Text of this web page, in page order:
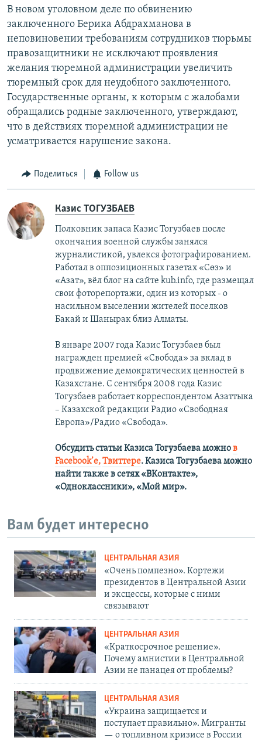
В новом уголовном деле по обвинению
заключенного Берика Абдрахманова в
неповиновении требованиям сотрудников тюрьмы
правозащитники не исключают проявления
желания тюремной администрации увеличить
тюремный срок для неудобного заключенного.
Государственные органы, к которым с жалобами
обращались родные заключенного, утверждают,
что в действиях тюремной администрации не
усматривается нарушение закона.
Поделиться Follow us
Казис ТОГУЗБАЕВ
Полковник запаса Казис Тогузбаев после
окончания военной службы занялся
журналистикой, увлекся фотографированием.
Работал в оппозиционных газетах «Сөз» и
«Азат», вёл блог на сайте kub.info, где размещал
свои фоторепортажи, один из которых - о
насильном выселении жителей поселков
Бакай и Шанырак близ Алматы.
В январе 2007 года Казис Тогузбаев был
награжден премией «Свобода» за вклад в
продвижение демократических ценностей в
Казахстане. С сентября 2008 года Казис
Тогузбаев работает корреспондентом Азаттыка
– Казахской редакции Радио «Свободная
Европа»/Радио «Свобода».
Обсудить статьи Казиса Тогузбаева можнов
Facebook’е,Твиттере.Казиса Тогузбаева можно
найти также в сетях«ВКонтакте»,
«Одноклассники», «Мой мир».
Вам будет интересно
ЦЕНТРАЛЬНАЯ АЗИЯ
«Очень помпезно». Кортежи
президентов в Центральной Азии
и эксцессы, которые с ними
связывают
ЦЕНТРАЛЬНАЯ АЗИЯ
«Краткосрочное решение».
Почему амнистии в Центральной
Азии не панацея от проблемы?
ЦЕНТРАЛЬНАЯ АЗИЯ
«Украина защищается и
поступает правильно». Мигранты
— о топливном кризисе в России